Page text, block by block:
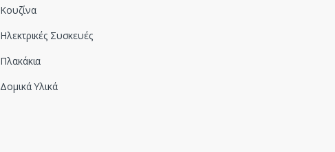
Κουζίνα
Ηλεκτρικές Συσκευές
Πλακάκια
Δομικά Υλικά